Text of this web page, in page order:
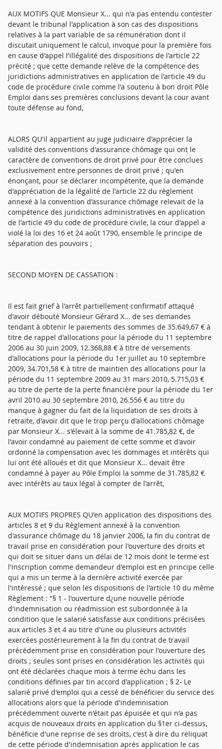
AUX MOTIFS QUE Monsieur X... qui n'a pas entendu contester
devant le tribunal l'application à son cas des dispositions
relatives à la part variable de sa rémunération dont il
discutait uniquement le calcul, invoque pour la première fois
en cause d'appel l'illégalité des dispositions de l'article 22
précité ; que cette demande relève de la compétence des
juridictions administratives en application de l'article 49 du
code de procédure civile comme l'a soutenu à bon droit Pôle
Emploi dans ses premières conclusions devant la cour avant
toute défense au fond,
ALORS QU'il appartient au juge judiciaire d'apprécier la
validité des conventions d'assurance chômage qui ont le
caractère de conventions de droit privé pour être conclues
exclusivement entre personnes de droit privé ; qu'en
énonçant, pour se déclarer incompétente, que la demande
d'appréciation de la légalité de l'article 22 du règlement
annexé à la convention d'assurance chômage relevait de la
compétence des juridictions administratives en application
de l'article 49 du code de procédure civile, la cour d'appel a
violé la loi des 16 et 24 août 1790, ensemble le principe de
séparation des pouvoirs ;
SECOND MOYEN DE CASSATION :
Il est fait grief à l'arrêt partiellement confirmatif attaqué
d'avoir débouté Monsieur Gérard X... de ses demandes
tendant à obtenir le paiements des sommes de 35.649,67 € à
titre de rappel d'allocations pour la période du 11 septembre
2006 au 30 juin 2009, 12.368,88 € à titre de versements
d'allocations pour la période du 1er juillet au 10 septembre
2009, 34.701,58 € à titre de maintien des allocations pour la
période du 11 septembre 2009 au 31 mars 2010, 5.715,03 €
au titre de perte de la perte financière pour la période du 1er
avril 2010 au 30 septembre 2010, 26.556 € au titre du
manque à gagner du fait de la liquidation de ses droits à
retraite, d'avoir dit que le trop perçu d'allocations chômage
par Monsieur X... s'élevait à la somme de 41.785,82 €, de
l'avoir condamné au paiement de cette somme et d'avoir
ordonné la compensation avec les dommages et intérêts qui
lui ont été alloués et dit que Monsieur X... devait être
condamné à payer au Pôle Emploi la somme de 31.785,82 €
avec intérêts au taux légal à compter de l'arrêt,
AUX MOTIFS PROPRES QU'en application des dispositions des articles 8 et 9 du Règlement annexé à la convention d'assurance chômage du 18 janvier 2006, la fin du contrat de travail prise en considération pour l'ouverture des droits et qui doit se situer dans un délai de 12 mois dont le terme est l'inscription comme demandeur d'emploi est en principe celle qui a mis un terme à la dernière activité exercée par l'intéressé ; que selon les dispositions de l'article 10 du même Règlement : "§ 1 - l'ouverture d¿une nouvelle période d'indemnisation ou réadmission est subordonnée à la condition que le salarié satisfasse aux conditions précisées aux articles 3 et 4 au titre d'une ou plusieurs activités exercées postérieurement à la fin du contrat de travail précédemment prise en considération pour l'ouverture des droits ; seules sont prises en considération les activités qui ont été déclarées chaque mois à terme échu dans les conditions définies par tin accord d'application ; § 2- Le salarié privé d'emploi qui a cessé de bénéficier du service des allocations alors que la période d'indemnisation précédemment ouverte n'était pas épuisée et qui n'a pas acquis de nouveaux droits en application du §1er ci-dessus, bénéficie d'une reprise de ses droits, c'est à dire du reliquat de cette période d'indemnisation après application le cas échéant de l'article 13 dès lors que : a) le temps écoulé depuis la date d¿admission à la période d'indemnisation considérée n'est pas supérieur à la durée de cette période augmentée de 3 ans de date à date ; b) il n'a pas renoncé volontairement à la dernière activité professionnelle salariée éventuellement exercée, sauf cas prévus par un accord d'application ; cette condition n'est toutefois pas opposable aux salariés privés d'emploi qui peuvent recevoir le reliquat d'une période d'indemnisation leur donnant droit au service des allocations jusqu'à l'âge où ils ont droit à la retraite et au plus tard jusqu'à 65 ans ; § 3- En cas de réadmission, il est procédé à une comparaison : entre le montant global du reliquat des droits ouverts au titre de la précédente admission et le montant global des droits qui seraient ouverts en l'absence de reliquat ; entre le montant brut de l'allocation journalière de la précédente admission et le montant brut de l'allocation journalière qui serait servie en l'absence de reliquat ; que le montant global et le montant de l'allocation journalière les plus élevés sont retenus ; que la durée d'indemnisation est limitée au quotient du montant global par le montant brut de l'allocation journalière retenue arrondi au nombre entier supérieur ; que dans ses conclusions devant le tribunal Monsieur X... ne contestait pas l'application de l'article 10 ainsi que sa situation de réadmission et demandait en vertu de l'interprétation qu'il faisait de l'article 10 § 3 la prise en compte de la période qu'il considérait comme plus favorable et qui correspondait en réalité à un cumul de la durée des deux périodes d'affiliation antérieures à son second licenciement ; que c'est donc à juste titre que le tribunal a constaté que Monsieur X... ne contestait pas que sa situation doive être réglée en application des dispositions de l'article 10 § 3 du règlement annexé à la convention du 18 janvier 2006 ; que dans sa décision du 6 décembre 2011 qualifiée improprement d'avant-dire droit sur ce point, le tribunal a dit que dans le cadre de la réadmission de Monsieur X... à la suite du licenciement intervenu le 11 août 2006, le montant global de ses droits à l'ARE devait être calculé en application de l'article 10 § 3 en tenant compte d'une durée d'indemnisation de 700 jours et non de 1 095 jours comme le soutenait Monsieur X... et il a refusé d'examiner à nouveau cette question dans le cadre de la réouverture des débats limitée à l'examen de la période d'affiliation la plus favorable au calcul des droits de Monsieur X..., le tribunal ayant retenu dans sa décision du 3 avril 2012 que la première période était plus favorable à l'intéressé comme l'avait calculé Pôle Emploi ; que Monsieur X... qui a interjeté appel de ces deux décisions soutient que seules les dispositions de l'article 3 du règlement prévoyant le cumul des périodes d'affiliation correspondant à des périodes d'emploi accomplies dans une ou plusieurs entreprises dans un délai variant entre 22 et 36 mois précédant la fin du contrat de travail en 2006 doivent s'appliquer en l'absence de tout versement d'allocations lors de sa première inscription alors que Pôle Emploi soutient que seule l'inscription en tant que demandeur d'emploi qui donne lieu à l'ouverture des droits et non le versement effectif des allocations chômage permet de caractériser l'éventuelle situation de réadmission au sens de l'article 10 du règlement précité et que ce texte fixe réglementairement le principe selon lequel les périodes d'affiliation déjà utilisées lors d'une précédente admission ne peuvent être réutilisées ; qu'à la suite de son premier licenciement le 13 mai 2004 Monsieur X... s'est vu accorder par Pôle Emploi l'aide au retour à l'emploi dont l'ouverture des droits lui a été notifiée le 19 mai 2004 ; que s'il n'est pas contestable que Monsieur X... qui a retrouvé un emploi le 24 mai 2004 n'a perçu aucune indemnité chômage à la suite de cette première inscription, il résulte des textes susvisés que lors de son second licenciement le 11 août 2006 il se trouvait dans la situation de réadmission décrite à l'article 10 du règlement puisque son premier licenciement avait donné lieu à une première admission avec ouverture des droits correspondants dont Pôle Emploi l'avait informé notamment en lui en communiquant le calcul, (allocation de 126,39 ¿ pour une durée maximale de 700 jours) ; qu'en effet, il résulte des dispositions de l'article 10 précité que la "réadmission" s'analyse en une ouverture d'une nouvelle période d'indemnisation prise en charge par le régime d'assurance chômage pour un chômeur qui perd à nouveau un emploi au titre duquel il a acquis de nouveaux droits qu'elle suppose uniquement que le candidat à la réadmission ait fait l'objet d'un précédent licenciement ayant permis l'ouverture de droits à indemnisation déterminés en fonction de cette première période d'affiliation, d'une radiation de la liste des demandeurs d'emploi et d'une nouvelle demande de prise en charge à laquelle il est fait droit en application des articles 3 et 4 du règlement précité ; que bien qu'il n'ait pas perçu d'allocations de la part de Pôle Emploi, Monsieur X... se trouvait donc dans une situation de réadmission au sens de l'article 10 du Règlement précité à la suite de son second licenciement en 2006 ; qu'aux termes de l'article 10 § 3 l'indemnisation après réadmission est calculée en comparant le montant global du reliquat des droits ouverts au titre de la précédente admission et le montant global des droits qui seraient ouverts en l'absence de reliquat, pour retenir le montant le plus favorable au salarié privé d'emploi ; qu'ainsi et par dérogation aux dispositions des articles 8 et 9 précités l'intéressé qui a acquis de nouveaux droits au regard de la seconde période précédant le second licenciement peut se voir indemniser selon le calcul de ses droits découlant de la période précédant le premier licenciement s'il s'avère que le montant de l'ARE ainsi déterminé lui est plus favorable ; que comme l'a justement relevé le tribunal, la seule particularité en l'espèce est que le premier terme de la comparaison est équivalent au montant global des droits ouverts lors du premier licenciement et de la précédente admission, Monsieur X... n'ayant perçu aucune indemnité ; que cette absence de versement ne lui permet cependant pas comme il le soutient de cumuler les deux périodes d'activités pour obtenir les 821 jours d'affiliation qu'il revendique ainsi que l'indemnisation sur 1 095 jours à laquelle il prétend en application des dispositions des articles 3 et 12 § 1 du règlement susvisé ; qu'en effet Monsieur X... qui avait fait l'objet d'une précédente ouverture de droits sur la période qu'il souhaite voir prise en compte pour le calcul de ses droits ne peut prétendre, comme l'a justement retenu le tribunal, qu'à 700 jours d'indemnisation soit au titre de la première période soit au titre de la seconde, chacune portant sur une période d'affiliation inférieure à 36 mois ; sur la prise en compte de la rémunération variable dans le calcul des droits : qu'en application des dispositions de l'article 21 § 1 du règlement général annexé à la convention du 18 janvier 2006 : "le salaire de référence pris en considération pour fixer le montant de la partie proportionnelle de l'allocation journalière est établi, sous réserve de l'article 22, à partir des rémunérations des 12 mois civils précédant le dernier jour de travail payé à l'intéressé entrant dans l'assiette des contributions dès lors qu'elles n'ont pas déjà servi pour un précédent calcul" ; qu'en application des dispositions de l'article 22 § 1 du même Règlement : "sont prises en compte dans le salaire de référence les rémunérations qui, bien que perçues en dehors de l'une des périodes visées au précédent article, sont néanmoins afférentes à cette période ; sont exclues en tout ou partie du salaire les rémunérations perçues pendant ladite période, mais qui ne n y sont pas afférentes ; en conséquence, les indemnités de mois, les primes de bilan, les gratifications perçues au cours de cette période ne sont retenues que pour la fraction afférente à ladite période..." ; que Monsieur X... qui n'a pas entendu contester devant le tribunal l'application à son cas des dispositions relatives à la part variable de sa rémunération dont il discutait uniquement le calcul, invoque pour la première fois en cause d'appel l'illégalité des dispositions de l'article 22 précité ; que cette demande relève de la compétence des juridictions administratives en application de l'article 49 du code de procédure civile comme l'a soutenu à bon droit Pôle